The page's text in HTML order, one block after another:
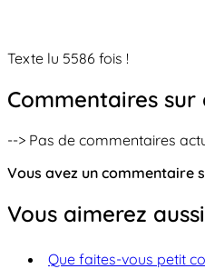
Texte lu 5586 fois !
Commentaires
--> Pas de commentaires
Vous avez un commentaire
Vous aimerez
Que faites-vous petit